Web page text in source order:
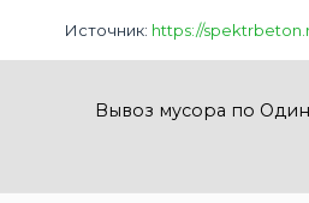
Источник: https://
Вывоз мусора по